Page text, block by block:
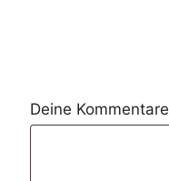
Deine Kommentare